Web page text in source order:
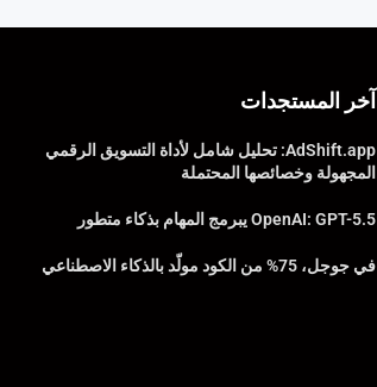
آخر المستجدات
AdShift.app: تحليل شامل لأداة التسويق الرقمي
المجهولة وخصائصها المحتملة
OpenAI: GPT-5.5 يبرمج المهام بذكاء متطور
في جوجل، 75% من الكود مولّد بالذكاء الاصطناعي